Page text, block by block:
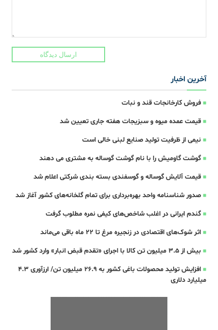
ارسال دیدگاه
آخرین اخبار
فروش کارخانجات قند و نبات
قیمت عمده میوه و سبزیجات هفته جاری تعیین شد
نیمی از ظرفیت تولید صنایع لبنی خالی است
گوشت گاومیش را با نام گوشت گوساله به مشتری می دهند
قیمت آلایش گوساله و گوسفندی بسته بندی شرکتی اعلام شد
صدور شناسنامه واحد بهره‌برداری برای تمام گلخانه‌های کشور آغاز شد
گندم ایرانی در اغلب شاخص‌های کیفی نمره مطلوب گرفت
اثر شوک‌های اقتصادی در زنجیره مرغ تا 22 ماه باقی می‌ماند
بیش از ۳.۵ میلیون تن کالا با اجرای «تقدم قبض انبار» وارد کشور شد
افزایش تولید محصولات باغی کشور به ۲۶.۹ میلیون تن/ ارزآوری ۴.۳
میلیارد دلاری